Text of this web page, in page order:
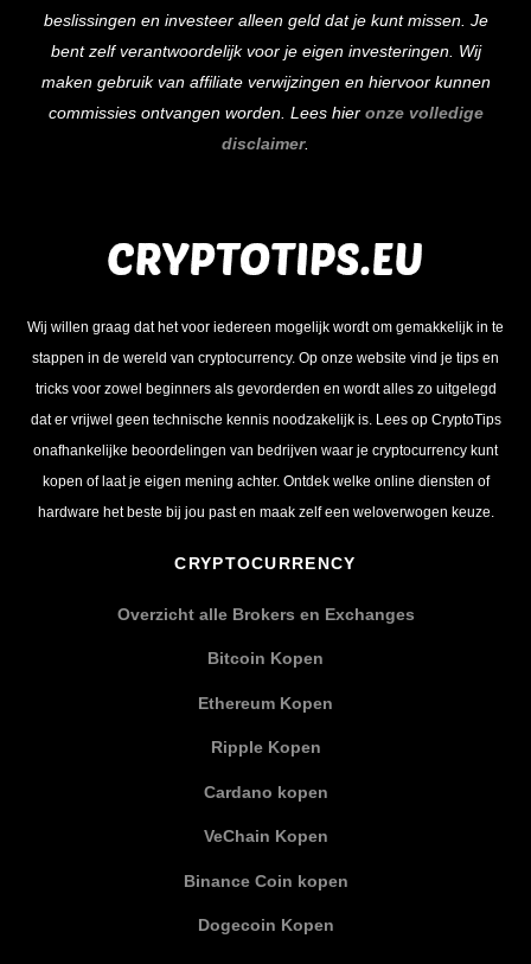
beslissingen en investeer alleen geld dat je kunt missen. Je
bent zelf verantwoordelijk voor je eigen investeringen. Wij
maken gebruik van affiliate verwijzingen en hiervoor kunnen
commissies ontvangen worden. Lees hier onze volledige
disclaimer.
Wij willen graag dat het voor iedereen mogelijk wordt om gemakkelijk in te
stappen in de wereld van cryptocurrency. Op onze website vind je tips en
tricks voor zowel beginners als gevorderden en wordt alles zo uitgelegd
dat er vrijwel geen technische kennis noodzakelijk is. Lees op CryptoTips
onafhankelijke beoordelingen van bedrijven waar je cryptocurrency kunt
kopen of laat je eigen mening achter. Ontdek welke online diensten of
hardware het beste bij jou past en maak zelf een weloverwogen keuze.
CRYPTOCURRENCY
Overzicht alle Brokers en Exchanges
Bitcoin Kopen
Ethereum Kopen
Ripple Kopen
Cardano kopen
VeChain Kopen
Binance Coin kopen
Dogecoin Kopen